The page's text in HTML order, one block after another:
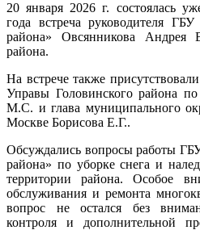
20 января 2026 г. состоялась
года встреча руководителя
района» Овсянникова Андрея
района.
На встрече также
Управы Головинского района
М.С. и глава муниципального
Москве Борисова Е.Г..
Обсуждались вопросы работы
района» по уборке снега и
территории района. Особое
обслуживания и ремонта
вопрос не остался без
контроля и дополнительной